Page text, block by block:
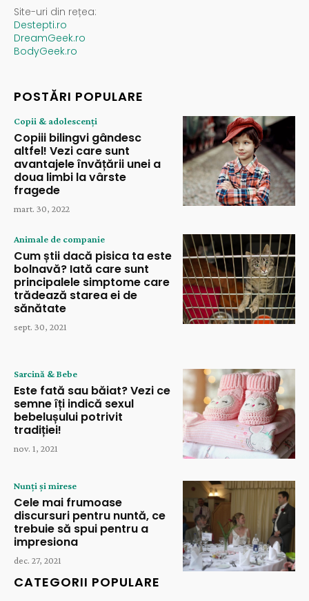
Site-uri din rețea:
Destepti.ro
DreamGeek.ro
BodyGeek.ro
POSTĂRI POPULARE
Copii & adolescenți
Copiii bilingvi gândesc
altfel! Vezi care sunt
avantajele învățării unei a
doua limbi la vârste
fragede
mart. 30, 2022
Animale de companie
Cum știi dacă pisica ta este
bolnavă? Iată care sunt
principalele simptome care
trădează starea ei de
sănătate
sept. 30, 2021
Sarcină & Bebe
Este fată sau băiat? Vezi ce
semne îți indică sexul
bebelușului potrivit
tradiției!
nov. 1, 2021
Nunți și mirese
Cele mai frumoase
discursuri pentru nuntă, ce
trebuie să spui pentru a
impresiona
dec. 27, 2021
CATEGORII POPULARE